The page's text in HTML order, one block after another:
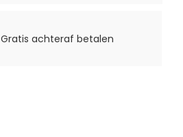
Gratis achteraf betalen